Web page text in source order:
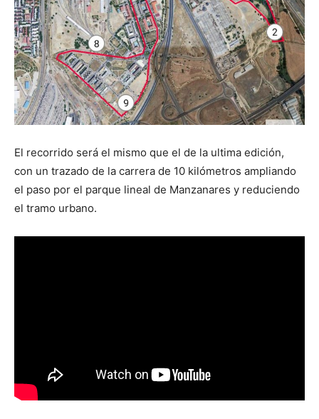
El recorrido será el mismo que el de la ultima edición,
con un trazado de la carrera de 10 kilómetros ampliando
el paso por el parque lineal de Manzanares y reduciendo
el tramo urbano.